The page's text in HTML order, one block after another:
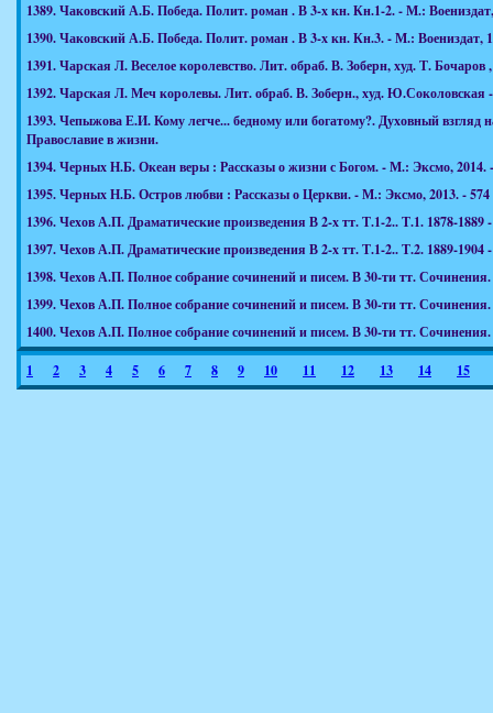
1389.Чаковский А.Б. Победа. Полит. роман . В 3-х кн. Кн.1-2. - М.:
1390.Чаковский А.Б. Победа. Полит. роман . В 3-х кн. Кн.3. - М.: Воениздат,
1391.Чарская Л. Веселое королевство. Лит. обраб. В. Зоберн, худ. Т.
1392.Чарская Л. Меч королевы. Лит. обраб. В. Зоберн., худ. Ю.Соколовская
1393.Чепыжова Е.И. Кому легче... бедному или богатому?. Духовный взгляд
Православие в жизни.
1394.Черных Н.Б. Океан веры : Рассказы о жизни с Богом. - М.: Эксмо, 2014.
1395.Черных Н.Б. Остров любви : Рассказы о Церкви. - М.: Эксмо, 2013. - 574
1396.Чехов А.П. Драматические произведения В 2-х тт. Т.1-2.. Т.1. 1878-1889
1397.Чехов А.П. Драматические произведения В 2-х тт. Т.1-2.. Т.2. 1889-1904
1398.Чехов А.П. Полное собрание сочинений и писем. В 30-ти тт.
1399.Чехов А.П. Полное собрание сочинений и писем. В 30-ти тт.
1400.Чехов А.П. Полное собрание сочинений и писем. В 30-ти тт.
1 2 3 4 5 6 7 8 9 10 11 12 13 14 15